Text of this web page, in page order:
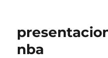
nba